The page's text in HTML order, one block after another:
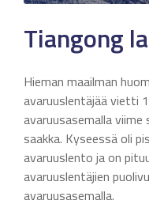
Tiangong
Hieman maailman
avaruuslentäjää vietti
avaruusasemalla
saakka. Kyseessä oli
avaruuslento ja on
avaruuslentäjien
avaruusasemalla.